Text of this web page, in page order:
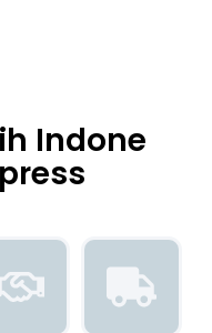
Indone